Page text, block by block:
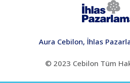
Aura Cebilon, İhlas
© 2023 Cebilon Tüm